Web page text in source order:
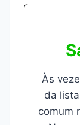
Às
da
comum